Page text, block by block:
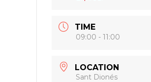
TIME
09:00 - 11:00
LOCATION
Sant Dionés